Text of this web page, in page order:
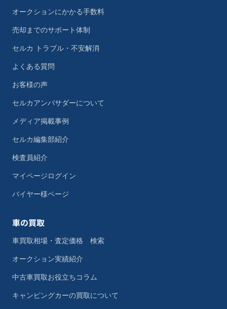
オークションにかかる手数料
売却までのサポート体制
セルカ トラブル・不安解消
よくある質問
お客様の声
セルカアンバサダーについて
メディア掲載事例
セルカ編集部紹介
検査員紹介
マイページログイン
バイヤー様ページ
車の買取
車買取相場・査定価格 検索
オークション実績紹介
中古車買取お役立ちコラム
キャンピングカーの買取について